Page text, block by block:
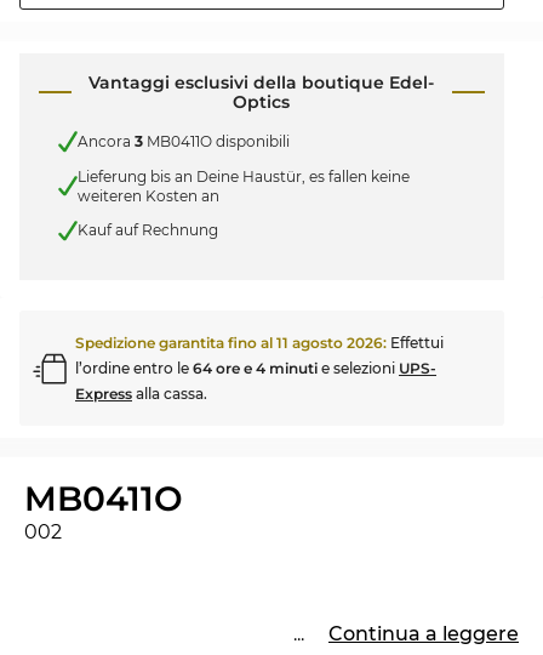
Vantaggi esclusivi della boutique Edel-
Optics
Ancora 3 MB0411O disponibili
Lieferung bis an Deine Haustür, es fallen keine
weiteren Kosten an
Kauf auf Rechnung
Spedizione garantita fino al 11 agosto 2026: Effettui
l’ordine entro le 64 ore e 4 minuti e selezioni UPS-
Express alla cassa.
MB0411O
002
... Continua a leggere